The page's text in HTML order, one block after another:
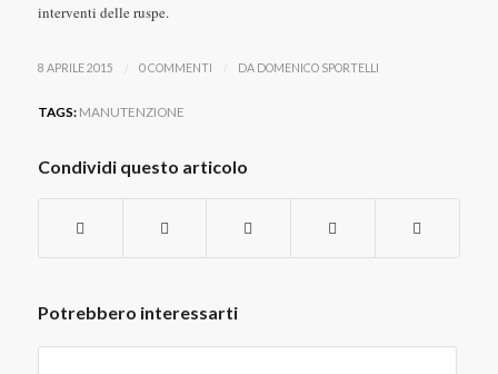
interventi delle ruspe.
8 APRILE 2015 / 0 COMMENTI / DA DOMENICO SPORTELLI
TAGS: MANUTENZIONE
Condividi questo articolo
Potrebbero interessarti